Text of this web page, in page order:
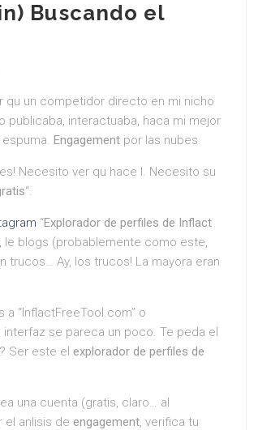
Buscando el
qu un competidor directo en mi nicho
publicaba, interactuaba, haca mi mejor
Engagement por las nubes.
es! Necesito ver qu hace l. Necesito su
“.
“Explorador de perfiles de Inflact
le blogs (probablemente como este,
trucos… Ay, los trucos! La mayora eran
“InflactFreeTool.com” o
interfaz se pareca un poco. Te peda el
Ser este el explorador de perfiles de
una cuenta (gratis, claro… al
el anlisis de engagement, verifica tu